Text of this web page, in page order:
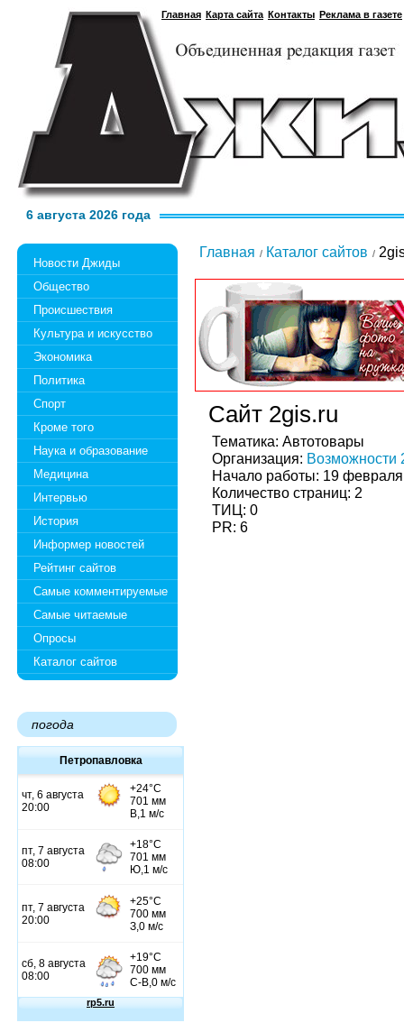
Главная Карта сайта Контакты Реклама в газете
6 августа 2026 года
Новости Джиды
Общество
Происшествия
Культура и искусство
Экономика
Политика
Спорт
Кроме того
Наука и образование
Медицина
Интервью
История
Информер новостей
Рейтинг сайтов
Самые комментируемые
Самые читаемые
Опросы
Каталог сайтов
погода
Петропавловка
Главная Каталог сайтов
Сайт 2gis.ru
Тематика: Автотовары
Организация: Возможности
Начало работы: 19
Количество страниц: 2
ТИЦ: 0
PR: 6